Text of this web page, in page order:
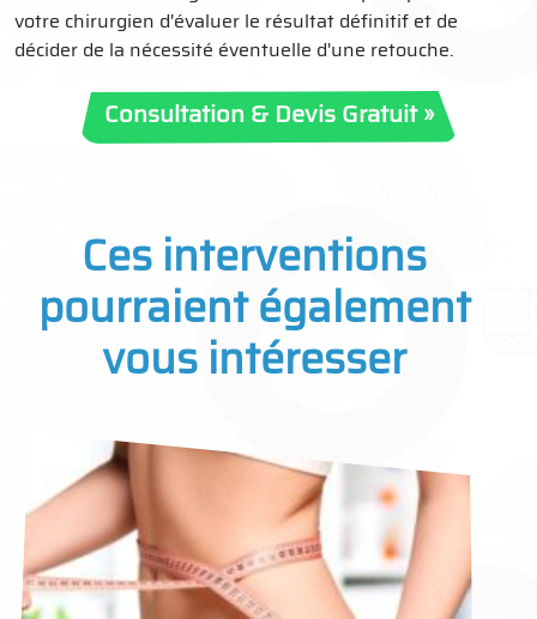
votre chirurgien d'évaluer le résultat définitif et de
décider de la nécessité éventuelle d'une retouche.
Consultation & Devis Gratuit »
Ces interventions
pourraient également
vous intéresser